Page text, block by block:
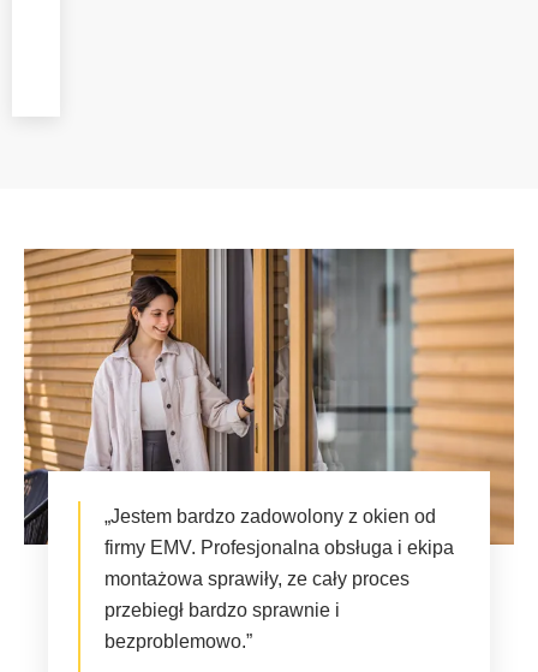
„Jestem bardzo zadowolony z okien od
firmy EMV. Profesjonalna obsługa i ekipa
montażowa sprawiły, ze cały proces
przebiegł bardzo sprawnie i
bezproblemowo.”